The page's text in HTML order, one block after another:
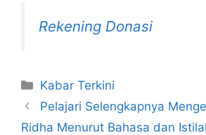
Rekening Donasi
Kabar Terkini
Pelajari Selengkapnya
Ridha Menurut Bahasa dan